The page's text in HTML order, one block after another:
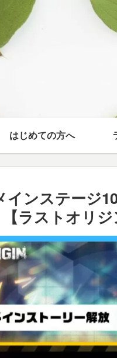
はじめての方へ
インステージ
ラストオリ